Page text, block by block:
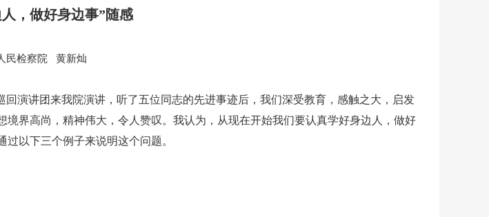
，做好身边事”随感
民检察院 黄新灿
演讲团来我院演讲，听了五位同志的先进事迹后，我们深受教育，感触之大，启发
界高尚，精神伟大，令人赞叹。我认为，从现在开始我们要认真学好身边人，做好
以下三个例子来说明这个问题。